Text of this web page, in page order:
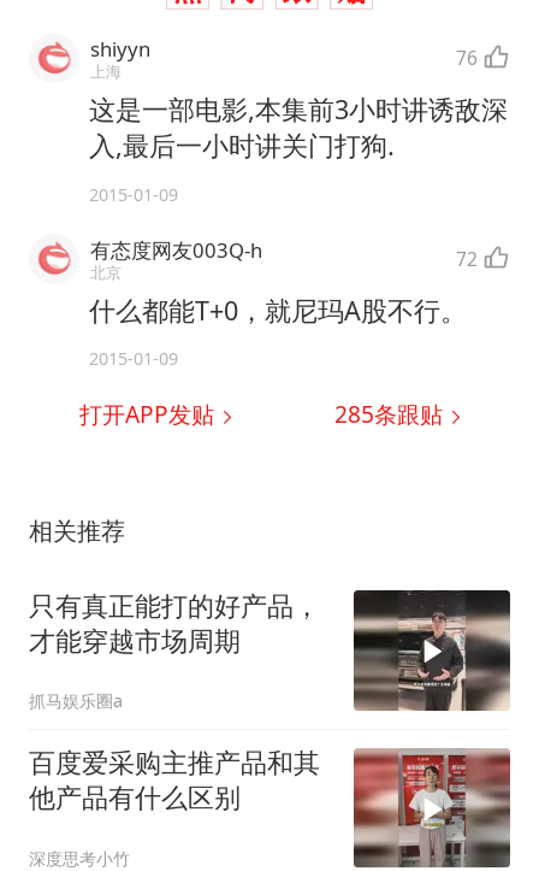
shiyyn
上海 76
这是一部电影,本集前3小时讲诱敌深
入,最后一小时讲关门打狗.
2015-01-09
有态度网友003Q-h
北京 72
什么都能T+0，就尼玛A股不行。
2015-01-09
打开APP发贴 285条跟贴
相关推荐
只有真正能打的好产品，
才能穿越市场周期
抓马娱乐圈a
百度爱采购主推产品和其
他产品有什么区别
深度思考小竹